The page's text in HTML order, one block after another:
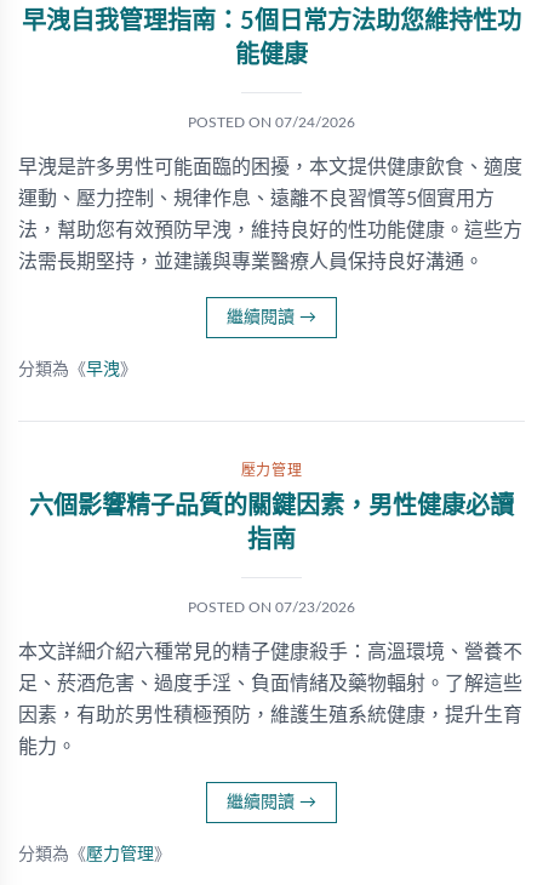
早洩自我管理指南：5個日常方法助您維持性功
能健康
POSTED ON 07/24/2026
早洩是許多男性可能面臨的困擾，本文提供健康飲食、適度
運動、壓力控制、規律作息、遠離不良習慣等5個實用方
法，幫助您有效預防早洩，維持良好的性功能健康。這些方
法需長期堅持，並建議與專業醫療人員保持良好溝通。
繼續閱讀 →
分類為《早洩》
壓力管理
六個影響精子品質的關鍵因素，男性健康必讀
指南
POSTED ON 07/23/2026
本文詳細介紹六種常見的精子健康殺手：高溫環境、營養不
足、菸酒危害、過度手淫、負面情緒及藥物輻射。了解這些
因素，有助於男性積極預防，維護生殖系統健康，提升生育
能力。
繼續閱讀 →
分類為《壓力管理》